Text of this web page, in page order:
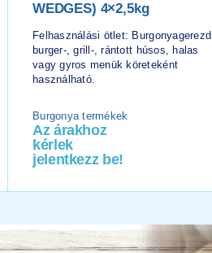
WEDGES) 4×2,5kg
Felhasználási ötlet: Burgonyagerezd
burger-, grill-, rántott húsos, halas
vagy gyros menük köreteként
használható.
Burgonya termékek
Az árakhoz
kérlek
jelentkezz be!